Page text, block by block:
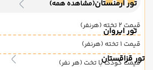
تور ارمنستان(مشاهده همه)
تور ایروان
تور قزاقستان
قیمت 2 تخته (هرنفر)
قیمت 1 تخته (هرنفر)
قیمت کودک با تخت (هر نفر)